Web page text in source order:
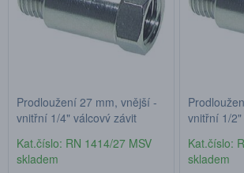
Prodloužení 27 mm, vnější -
vnitřní 1/4" válcový závit
Kat.číslo: RN 1414/27 MSV
skladem
vnitřní 1/
Kat.číslo:
skladem